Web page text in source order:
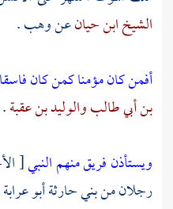
الشيخ ابن حيانعنوهب .
أفمن كان مؤمنا كمن كان فاسقا
بن أبي طالبوالوليد بن عقبة.
ويستأذن فريق منهم النبي[
رجلان منبني حارثةأبو